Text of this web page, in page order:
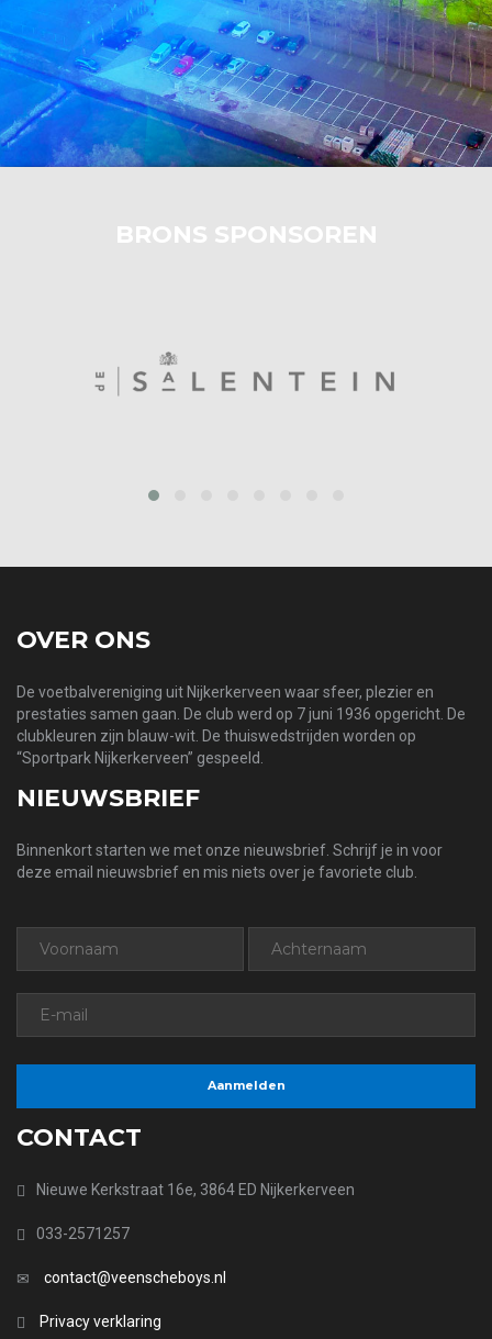
BRONS SPONSOREN
OVER ONS
De voetbalvereniging uit Nijkerkerveen waar sfeer, plezier en
prestaties samen gaan. De club werd op 7 juni 1936 opgericht. De
clubkleuren zijn blauw-wit. De thuiswedstrijden worden op
“Sportpark Nijkerkerveen” gespeeld.
NIEUWSBRIEF
Binnenkort starten we met onze nieuwsbrief. Schrijf je in voor
deze email nieuwsbrief en mis niets over je favoriete club.
CONTACT
Nieuwe Kerkstraat 16e, 3864 ED Nijkerkerveen
033-2571257
contact@veenscheboys.nl
Privacy verklaring